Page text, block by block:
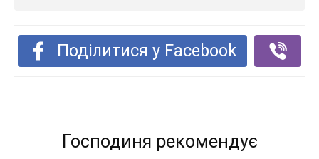
Поділитися у Facebook
Господиня рекомендує